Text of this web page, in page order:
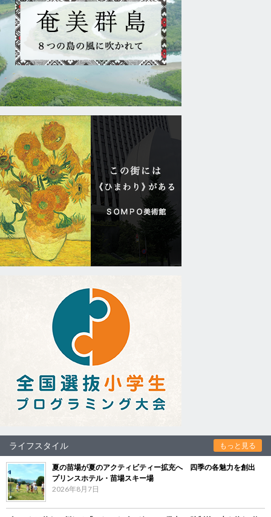
ライフスタイル もっと見る
夏の苗場が夏のアクティビティー拡充へ 四季の各魅力を創出
プリンスホテル・苗場スキー場
2026年8月7日